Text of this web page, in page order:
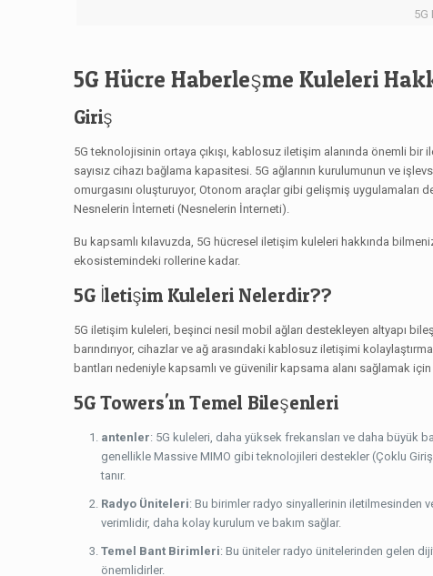
5G
5G Hücre Haberleşme Kuleleri
Giriş
5G teknolojisinin ortaya çıkışı, kablosuz iletişim alanında önemli
sayısız cihazı bağlama kapasitesi. 5G ağlarının kurulumunun ve
omurgasını oluşturuyor, Otonom araçlar gibi gelişmiş uygulamaları
Nesnelerin İnterneti (Nesnelerin İnterneti).
Bu kapsamlı kılavuzda, 5G hücresel iletişim kuleleri hakkında
ekosistemindeki rollerine kadar.
5G İletişim Kuleleri Nelerdir??
5G iletişim kuleleri, beşinci nesil mobil ağları destekleyen altyapı
barındırıyor, cihazlar ve ağ arasındaki kablosuz iletişimi
bantları nedeniyle kapsamlı ve güvenilir kapsama alanı sağlamak
5G Towers'ın Temel Bileşenleri
antenler: 5G kuleleri, daha yüksek frekansları ve daha büyük
genellikle Massive MIMO gibi teknolojileri destekler (Çoklu
tanır.
Radyo Üniteleri: Bu birimler radyo sinyallerinin iletilmesinden
verimlidir, daha kolay kurulum ve bakım sağlar.
Temel Bant Birimleri: Bu üniteler radyo ünitelerinden gelen
önemlidirler.